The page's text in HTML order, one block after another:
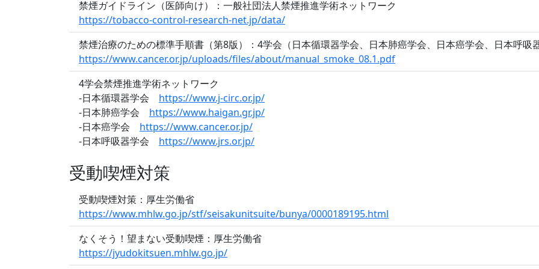
禁煙ガイドライン（医師向け）：一般社団法人禁煙推進学術ネットワーク
https://tobacco-control-research-net.jp/data/
禁煙治療のための標準手順書（第8版）：4学会（日本循環器学会、日本肺癌学会、日本癌学会、日本呼吸
https://www.cancer.or.jp/uploads/files/about/manual_smoke_08.1.pdf
4学会禁煙推進学術ネットワーク
-日本循環器学会 https://www.j-circ.or.jp/
-日本肺癌学会 https://www.haigan.gr.jp/
-日本癌学会 https://www.cancer.or.jp/
-日本呼吸器学会 https://www.jrs.or.jp/
受動喫煙対策
受動喫煙対策：厚生労働省
https://www.mhlw.go.jp/stf/seisakunitsuite/bunya/0000189195.html
なくそう！望まない受動喫煙：厚生労働省
https://jyudokitsuen.mhlw.go.jp/